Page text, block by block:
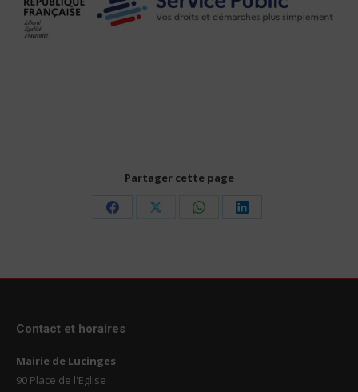
Partager cette page
Share
Share
Share
Share
Contact et horaires
Mairie de Lucinges
90 Place de l'Eglise